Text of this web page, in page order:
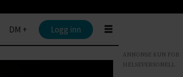
DM + Logg inn
ANNONSE KUN FOR
HELSEPERSONELL